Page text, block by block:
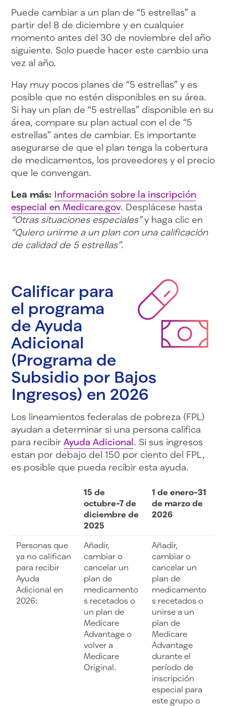
Puede cambiar a un plan de “5 estrellas” a
partir del 8 de diciembre y en cualquier
momento antes del 30 de noviembre del año
siguiente. Solo puede hacer este cambio una
vez al año.
Hay muy pocos planes de “5 estrellas” y es
posible que no estén disponibles en su área.
Si hay un plan de “5 estrellas” disponible en su
área, compare su plan actual con el de “5
estrellas” antes de cambiar. Es importante
asegurarse de que el plan tenga la cobertura
de medicamentos, los proveedores y el precio
que le convengan.
Lea más: Información sobre la inscripción
especial en Medicare.gov. Desplácese hasta
“Otras situaciones especiales”y haga clic en
“Quiero unirme a un plan con una calificación
de calidad de 5 estrellas”.
Calificar para
el programa
de Ayuda
Adicional
(Programa de
Subsidio por Bajos
Ingresos) en 2026
Los lineamientos federalas de pobreza (FPL)
ayudan a determinar si una persona califica
para recibir Ayuda Adicional. Si sus ingresos
estan por debajo del 150 por ciento del FPL,
es posible que pueda recibir esta ayuda.
15 de
octubre-7 de
diciembre de
2025
1 de enero-31
de marzo de
2026
Personas que
ya no califican
para recibir
Ayuda
Adicional en
2026:
Añadir,
cambiar o
cancelar un
plan de
medicamento
s recetados o
un plan de
Medicare
Advantage o
volver a
Medicare
Original.
Añadir,
cambiar o
cancelar un
plan de
medicamento
s recetados o
unirse a un
plan de
Medicare
Advantage
durante el
período de
inscripción
especial para
este grupo o